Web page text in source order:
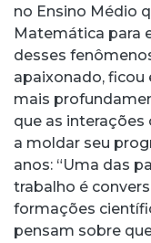
no Ensino Médio
Matemática para
desses
apaixonado, ficou
mais
que as
a moldar seu
anos: “Uma das
trabalho é
formações
pensam sobre